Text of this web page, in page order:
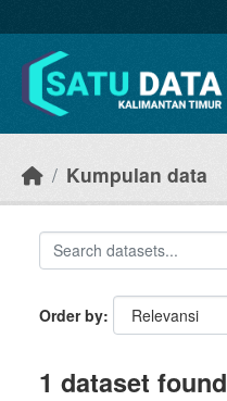
Kumpulan data
Order by
1 dataset found